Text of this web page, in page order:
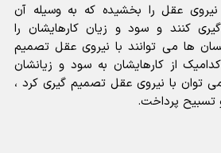
عقل را بخشیده که به وسیله آن
کنند و سود و زیان کارهایشان را
ها می توانند با نیروی عقل تصمیم
از کارهایشان به سود و زیانشان
توان با نیروی عقل تصمیم گیری کرد ،
و تسبیح پرداخت.